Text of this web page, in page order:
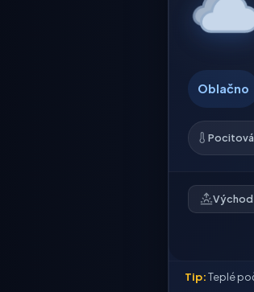
Oblačno
Východ
Tip:Teplé